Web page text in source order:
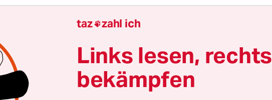
wird Martin Schulz für seine Arbeit im
gefeiert. Auf EU-Ebenesieht das etwas anders aus
die Straßburger Kammer wie ein Alleinunterhalter
wichtige Entscheidungen im Hinterzimmer aus. Das war
die Demokratie.
taz zahl ich
Links lesen, rechts
bekämpfen